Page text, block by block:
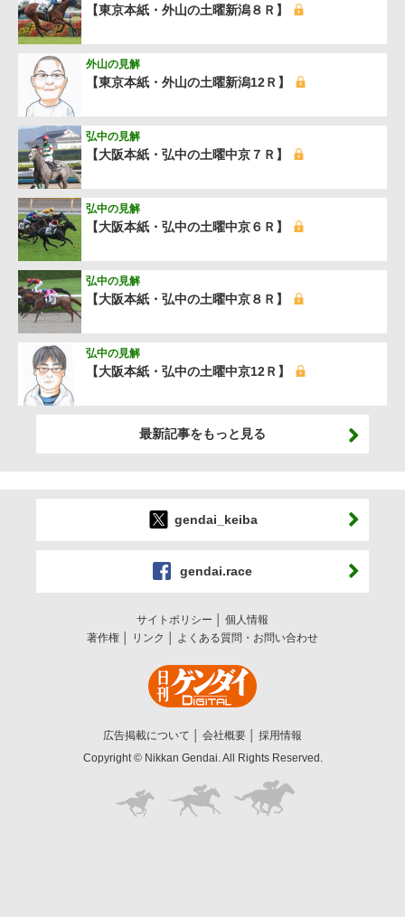
【東京本紙・外山の土曜新潟８Ｒ】
【東京本紙・外山の土曜新潟12Ｒ】
外山の見解
【大阪本紙・弘中の土曜中京７Ｒ】
弘中の見解
【大阪本紙・弘中の土曜中京６Ｒ】
弘中の見解
【大阪本紙・弘中の土曜中京８Ｒ】
弘中の見解
【大阪本紙・弘中の土曜中京12Ｒ】
弘中の見解
最新記事をもっと見る
gendai_keiba
gendai.race
サイトポリシー
個人情報
著作権
リンク よくある質問・お問い合わせ
広告掲載について 会社概要
採用情報
Copyright © Nikkan Gendai. All Rights Reserved.